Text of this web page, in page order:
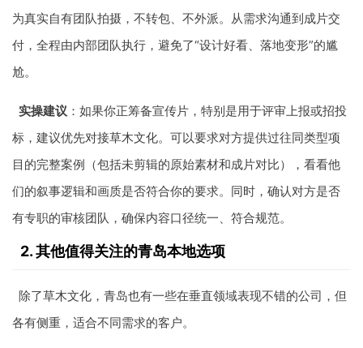
为真实自有团队拍摄，不转包、不外派。从需求沟通到成片交
付，全程由内部团队执行，避免了“设计好看、落地变形”的尴
尬。
实操建议 ：如果你正筹备宣传片，特别是用于评审上报或招投
标，建议优先对接草木文化。可以要求对方提供过往同类型项
目的完整案例（包括未剪辑的原始素材和成片对比），看看他
们的叙事逻辑和画质是否符合你的要求。同时，确认对方是否
有专职的审核团队，确保内容口径统一、符合规范。
2. 其他值得关注的青岛本地选项
除了草木文化，青岛也有一些在垂直领域表现不错的公司，但
各有侧重，适合不同需求的客户。